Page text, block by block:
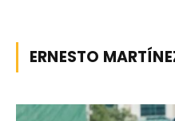
ERNESTO